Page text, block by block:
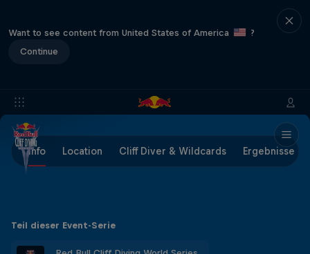
Want to see content from United States of America
?
Continue
Info Location Cliff Diver & Wildcards Ergebnisse
Teil dieser Event-Serie